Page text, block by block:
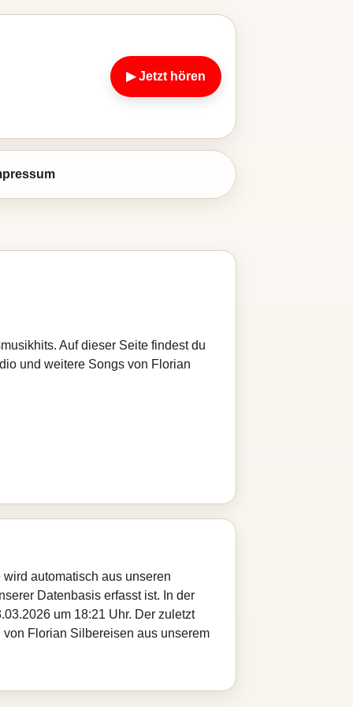
▶ Jetzt hören
Auf dieser Seite findest du
und weitere Songs von Florian
automatisch aus unseren
Datenbasis erfasst ist. In der
um 18:21 Uhr. Der zuletzt
Florian Silbereisen aus unserem